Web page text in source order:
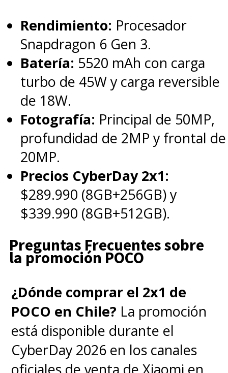
Rendimiento: Procesador
Snapdragon 6 Gen 3.
Batería: 5520 mAh con carga
turbo de 45W y carga reversible
de 18W.
Fotografía: Principal de 50MP,
profundidad de 2MP y frontal de
20MP.
Precios CyberDay 2x1:
$289.990 (8GB+256GB) y
$339.990 (8GB+512GB).
Preguntas Frecuentes sobre
la promoción POCO
¿Dónde comprar el 2x1 de
POCO en Chile? La promoción
está disponible durante el
CyberDay 2026 en los canales
oficiales de venta de Xiaomi en